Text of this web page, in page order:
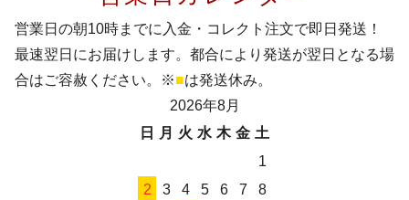
営業日の朝10時までに入金・コレクト注文で即日発送！
最速翌日にお届けします。都合により発送が翌日となる場
合はご容赦ください。※■は発送休み。
2026年8月
日
月 火 水 木 金 土
1
2
3 4 5 6 7
8